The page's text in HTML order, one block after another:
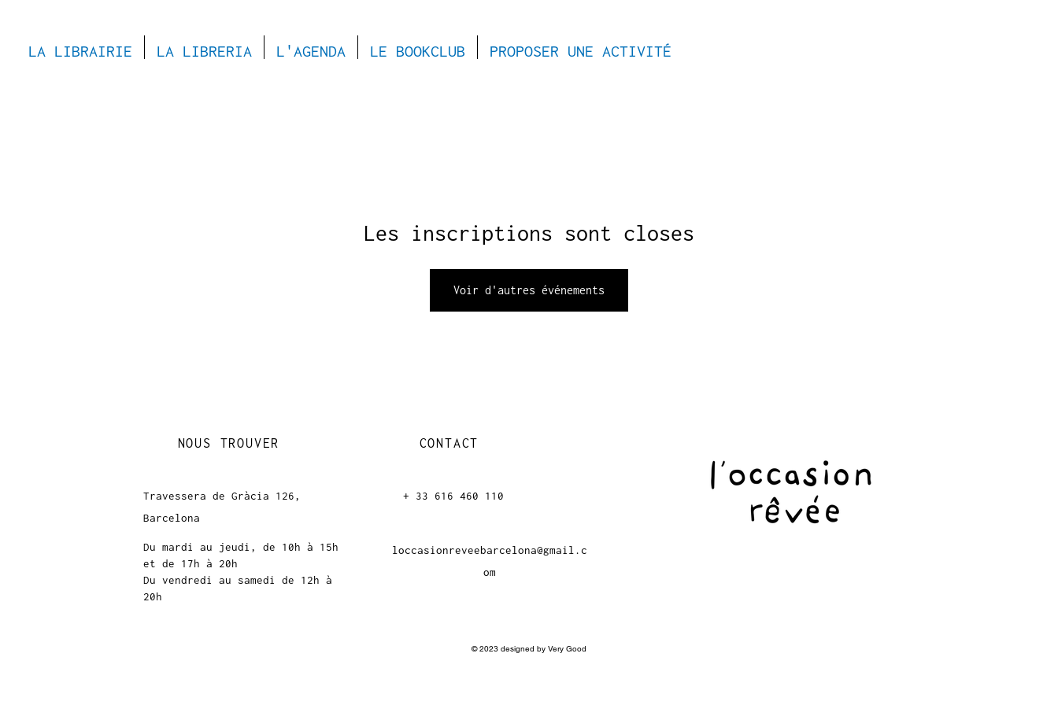
LA LIBRAIRIE LA LIBRERIA L'AGENDA LE BOOKCLUB PROPOSER UNE ACTIVITÉ
Les inscriptions sont closes
Voir d'autres événements
NOUS TROUVER
Travessera de Gràcia 126,
Barcelona
Du mardi au jeudi, de 10h à 15h
et de 17h à 20h
Du vendredi au samedi de 12h à
20h
CONTACT
+ 33 616 460 110
loccasionreveebarcelona@gmail.c
om
© 2023 designed by Very Good